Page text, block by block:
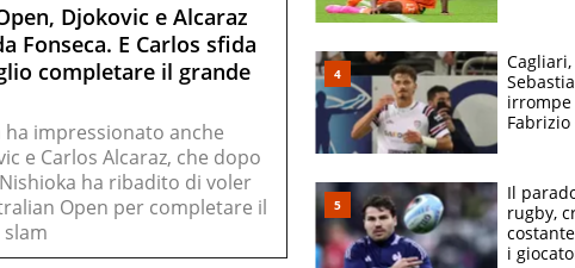
Djokovic e Alcaraz
Fonseca. E Carlos sfida
completare il grande
ha impressionato anche
e Carlos Alcaraz, che dopo
ha ribadito di voler
Open per completare il
irrompe
Fabrizio
prove”
Il
rugby,
i